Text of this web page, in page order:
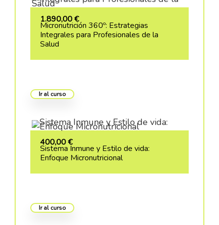
1.890,00€
Micronutrición 360º: Estrategias
Integrales para Profesionales de la
Salud
Ir al curso
400,00€
Sistema Inmune y Estilo de vida:
Enfoque Micronutricional
Ir al curso